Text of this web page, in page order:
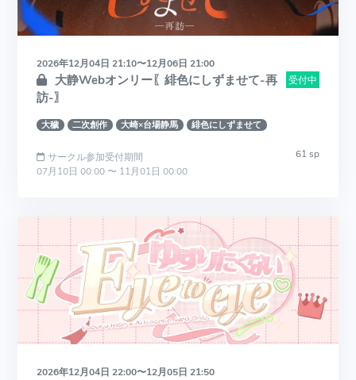
2026年12月04日 21:10〜12月06日 21:00
受付中
大静Webオンリー〖緋色にしずませて-再
訪-〗
大穢 二次創作 大崎×台場静馬 緋色にしずませて
61 sp
サークル参加受付期間
07月10日 00:00 〜 11月01日 00:00
2026年12月04日 22:00〜12月05日 21:50